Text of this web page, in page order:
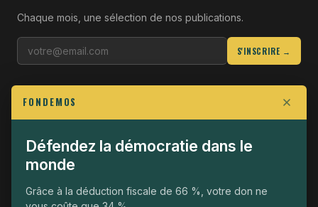
Chaque mois, une sélection de nos publications.
S'INSCRIRE →
Qui sommes-nous
Join the Fight
Opérationnel
The Fondemos Review
FONDEMOS
Défendez la démocratie dans le
monde
Grâce à la déduction fiscale de 66 %, votre don ne